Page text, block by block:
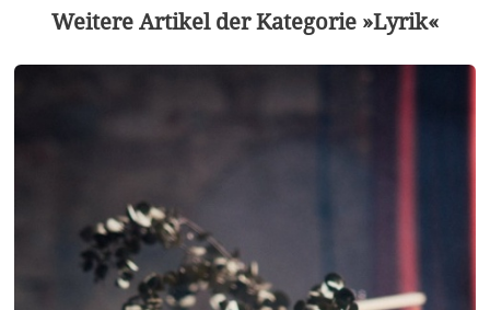
Weitere Artikel der Kategorie »Lyrik«